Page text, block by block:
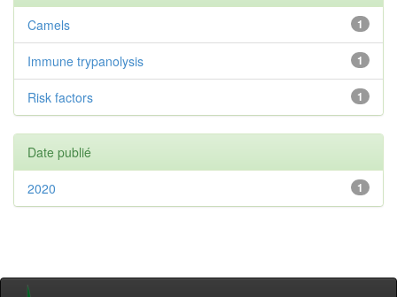
1
Camels
1
Immune trypanolysis
1
Risk factors
Date publié
1
2020